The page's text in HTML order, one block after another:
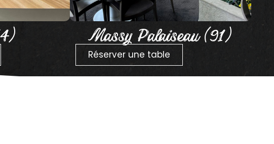
Massy Palaiseau (91)
Réserver une table